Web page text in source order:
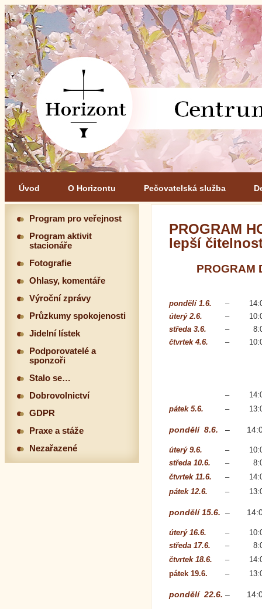
Úvod O Horizontu Pečovatelská služba
PROGRAM
lepší
PROGRAM
pondělí 1.6. –
úterý 2.6.
–
středa 3.6.
–
čtvrtek 4.6.
–
–
pátek 5.6.
–
pondělí 8.6. –
úterý 9.6. –
středa 10.6.
–
čtvrtek 11.6.
–
pátek 12.6.
–
pondělí 15.6. –
úterý 16.6. –
středa 17.6.
–
čtvrtek 18.6.
–
pátek 19.6.
–
pondělí 22.6. –
Program pro veřejnost
Program aktivit
stacionáře
Fotografie
Ohlasy, komentáře
Výroční zprávy
Průzkumy spokojenosti
Jidelní lístek
Podporovatelé a
sponzoři
Stalo se…
Dobrovolnictví
GDPR
Praxe a stáže
Nezařazené